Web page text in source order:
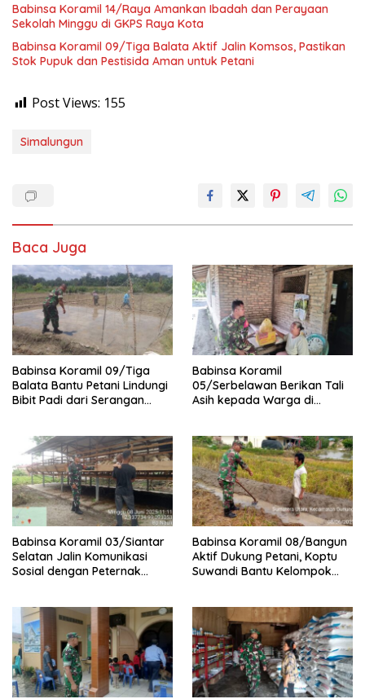
Babinsa Koramil 14/Raya Amankan Ibadah dan Perayaan
Sekolah Minggu di GKPS Raya Kota
Babinsa Koramil 09/Tiga Balata Aktif Jalin Komsos, Pastikan
Stok Pupuk dan Pestisida Aman untuk Petani
Post Views: 155
Simalungun
Baca Juga
Babinsa Koramil 09/Tiga
Balata Bantu Petani Lindungi
Bibit Padi dari Serangan
Babinsa Koramil
05/Serbelawan Berikan Tali
Asih kepada Warga di
Babinsa Koramil 03/Siantar
Selatan Jalin Komunikasi
Sosial dengan Peternak
Babinsa Koramil 08/Bangun
Aktif Dukung Petani, Koptu
Suwandi Bantu Kelompok